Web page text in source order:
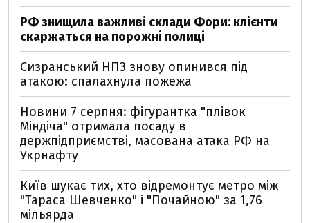
РФ знищила важливі склади Фори: клієнти
скаржаться на порожні полиці
Сизранський НПЗ знову опинився під
атакою: спалахнула пожежа
Новини 7 серпня: фігурантка "плівок
Міндіча" отримала посаду в
держпідприємстві, масована атака РФ на
Укрнафту
Київ шукає тих, хто відремонтує метро між
"Тараса Шевченко" і "Почайною" за 1,76
мільярда